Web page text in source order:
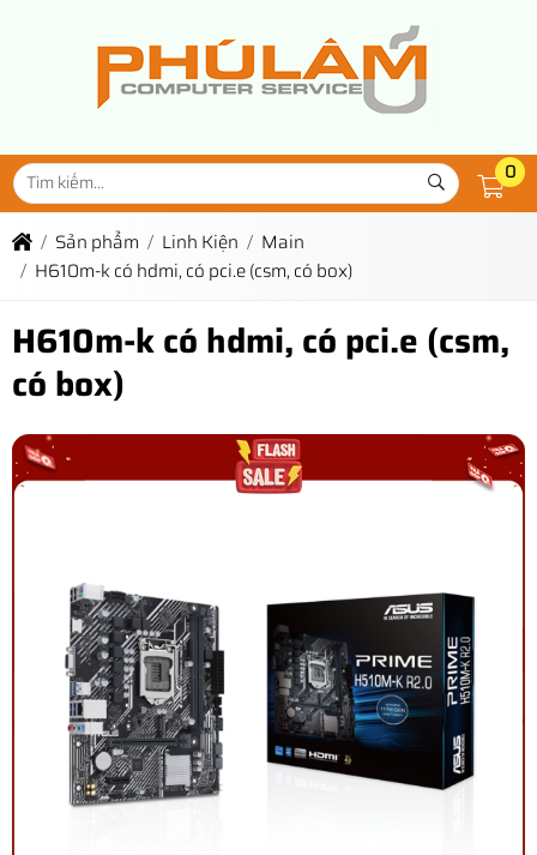
0
Sản phẩm Linh Kiện
Main
H610m-k có hdmi, có pci.e (csm, có box)
H610m-k có hdmi, có pci.e (csm,
có box)